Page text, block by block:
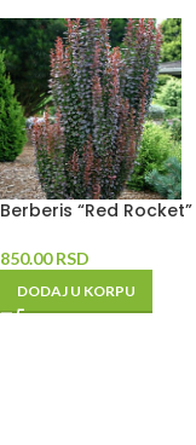
Berberis “Red Rocket”
850.00RSD
DODAJ U KORPU